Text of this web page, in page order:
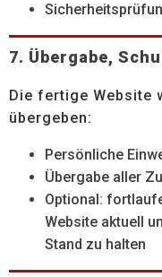
7. Übergabe,
Die fertige Website
übergeben:
Persönliche
Übergabe aller
Optional:
Website aktuell
Stand zu halten